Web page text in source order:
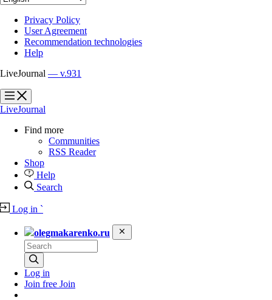
Privacy Policy
User Agreement
Recommendation technologies
Help
LiveJournal — v.931
?
?
LiveJournal
Find more
Communities
RSS Reader
Shop
Help
Search
Log in `
olegmakarenko.ru
Log in
Join free Join